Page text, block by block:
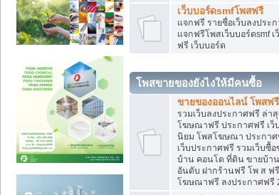
เว็บบอร์ดsmfโพสฟรี
แจกฟรี รายชื่อเว็บลงประ
แจกฟรีโพสเว็บบอร์ดsmf
ฟรี เว็บบอร์ด
โพสขายของยังไงให้มีคนซื้อ
ขายของออนไลน์ โพสฟรี
รวมเว็บลงประกาศฟรี ล่
โฆษณาฟรี ประกาศฟรี เว็
นิยม โพสโฆษณา ประกาศ
เว็บประกาศฟรี รวมเว็บซื้
บ้าน คอนโด ที่ดิน ขายบ้า
อันดับ ฝากร้านฟรี โพ ส ฟ
โฆษณาฟรี ลงประกาศฟรี